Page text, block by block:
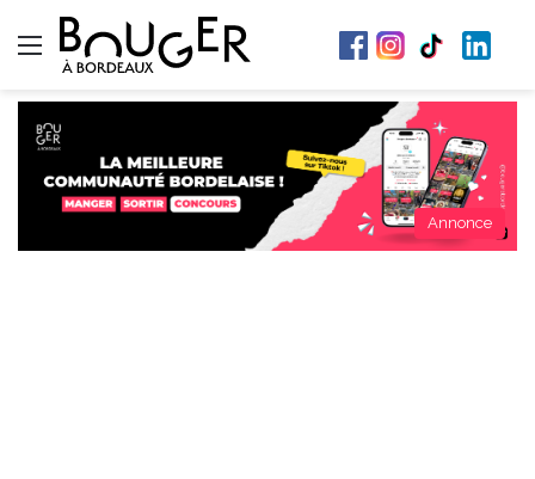
Menu
Annonce